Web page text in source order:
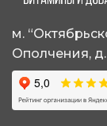
м.
Ополчения, д.